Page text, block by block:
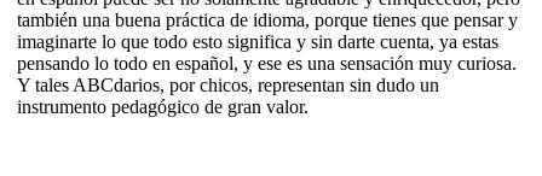
también una buena práctica de idioma, porque tienes que pensar y
imaginarte lo que todo esto significa y sin darte cuenta, ya estas
pensando lo todo en español, y ese es una sensación muy curiosa.
Y tales ABCdarios, por chicos, representan sin dudo un
instrumento pedagógico de gran valor.